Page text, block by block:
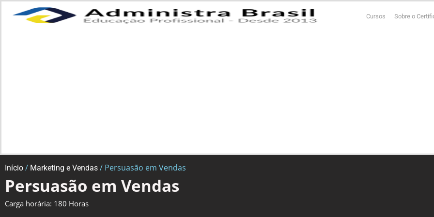
Cursos Sobre o
Início / Marketing e Vendas / Persuasão em Vendas
Persuasão em Vendas
Carga horária: 180 Horas